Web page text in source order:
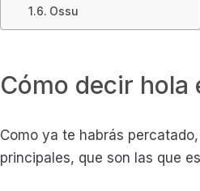
Ossu
Cómo decir hola
Como ya te habrás
principales, que son las que